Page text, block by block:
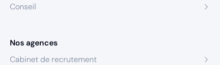
Conseil
Nos agences
Cabinet de recrutement